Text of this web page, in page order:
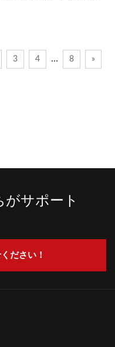
ざまなアプリケーショ
インにより、取り付けが
3 4 … 8 »
サポート
ださい！